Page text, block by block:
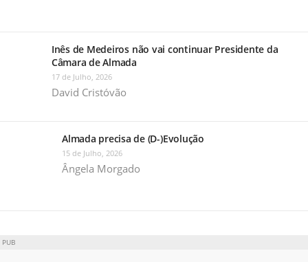
Inês de Medeiros não vai continuar Presidente da
Câmara de Almada
17 de Julho, 2026
David Cristóvão
Almada precisa de (D-)Evolução
15 de Julho, 2026
Ângela Morgado
PUB